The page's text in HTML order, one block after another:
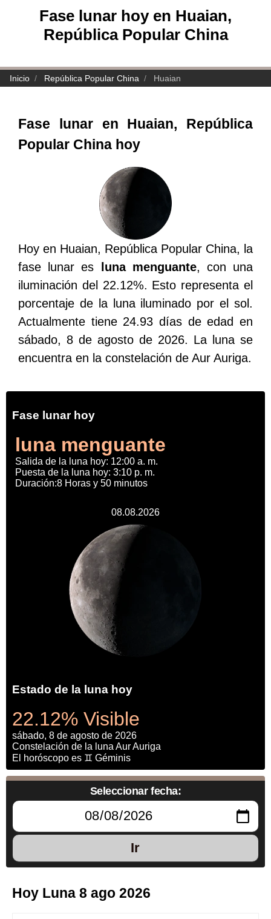
Fase lunar hoy en Huaian,
República Popular China
Inicio República Popular China Huaian
Fase lunar en Huaian, República
Popular China hoy
Hoy en Huaian, República Popular China, la
fase lunar es
luna menguante, con una
iluminación del 22.12%. Esto representa el
porcentaje de la luna iluminado por el sol.
Actualmente tiene 24.93 días de edad en
sábado, 8 de agosto de 2026. La luna se
encuentra en la constelación de Aur Auriga.
Fase lunar hoy
luna menguante
Salida de la luna hoy: 12:00 a. m.
Puesta de la luna hoy: 3:10 p. m.
Duración:8 Horas y 50 minutos
08.08.2026
Estado de la luna hoy
22.12% Visible
sábado, 8 de agosto de 2026
Constelación de la luna Aur Auriga
El horóscopo es ♊ Géminis
Seleccionar fecha:
Ir
Hoy Luna 8 ago 2026